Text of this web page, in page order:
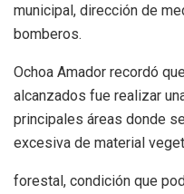
municipal, dirección de
bomberos.
Ochoa Amador recordó
alcanzados fue realizar
principales áreas donde
excesiva de material
forestal, condición que